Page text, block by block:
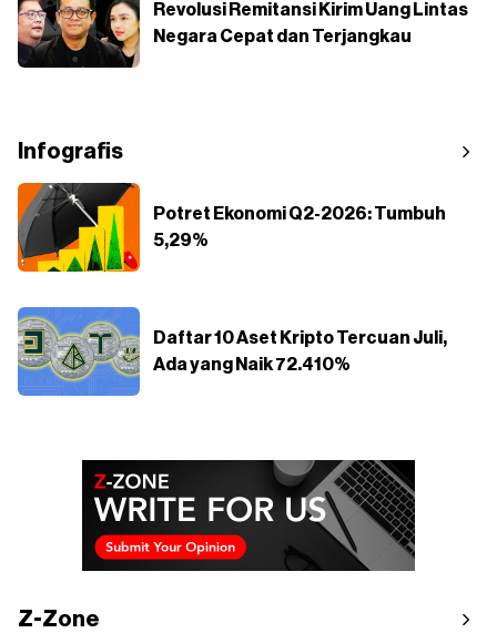
Revolusi Remitansi Kirim Uang Lintas
Negara Cepat dan Terjangkau
Infografis
Potret Ekonomi Q2-2026: Tumbuh
5,29%
Daftar 10 Aset Kripto Tercuan Juli,
Ada yang Naik 72.410%
Z-Zone